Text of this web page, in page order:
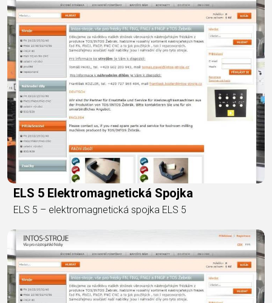
ELS 5 Elektromagnetická Spojka
ELS 5 – elektromagnetická spojka ELS 5